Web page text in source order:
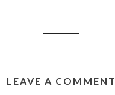
LEAVE A COMMENT